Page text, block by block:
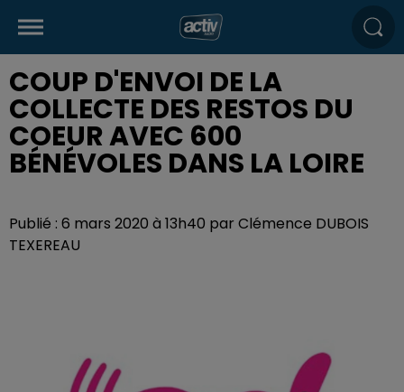
COUP D'ENVOI DE LA
COLLECTE DES RESTOS DU
COEUR AVEC 600
BÉNÉVOLES DANS LA LOIRE
Publié : 6 mars 2020 à 13h40 par Clémence DUBOIS
TEXEREAU